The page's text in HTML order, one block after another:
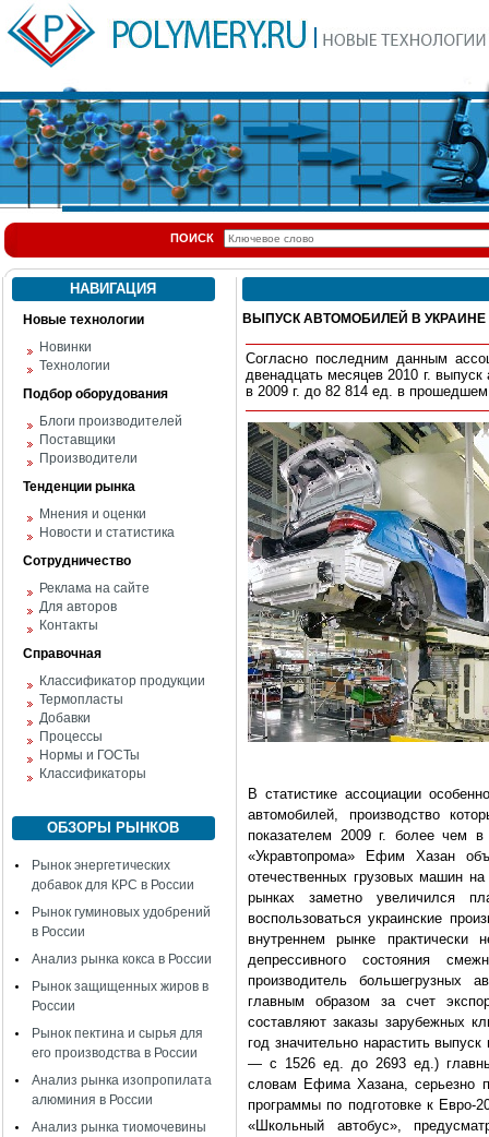
ПОИСК
НАВИГАЦИЯ
Новые технологии
Новинки
Технологии
Подбор оборудования
Блоги производителей
Поставщики
Производители
Тенденции рынка
Мнения и оценки
Новости и статистика
Сотрудничество
Реклама на сайте
Для авторов
Контакты
Справочная
Классификатор продукции
Термопласты
Добавки
Процессы
Нормы и ГОСТы
Классификаторы
ОБЗОРЫ РЫНКОВ
Рынок энергетических
добавок для КРС в России
Рынок гуминовых удобрений
в России
Анализ рынка кокса в России
Рынок защищенных жиров в
России
Рынок пектина и сырья для
его производства в России
Анализ рынка изопропилата
алюминия в России
Анализ рынка тиомочевины
ВЫПУСК АВТОМОБИЛЕЙ В УКРАИНЕ
Согласно последним данным
двенадцать месяцев 2010 г.
в 2009 г. до 82 814 ед. в
В статистике ассоциации
автомобилей, производство
показателем 2009 г. более чем
«Укравтопрома» Ефим Хазан
отечественных грузовых машин
рынках заметно увеличился
воспользоваться украинские
внутреннем рынке практически
депрессивного состояния
производитель большегрузных
главным образом за счет
составляют заказы зарубежных
год значительно нарастить
— с 1526 ед. до 2693 ед.)
словам Ефима Хазана, серьезно
программы по подготовке к Евро-
«Школьный автобус»,